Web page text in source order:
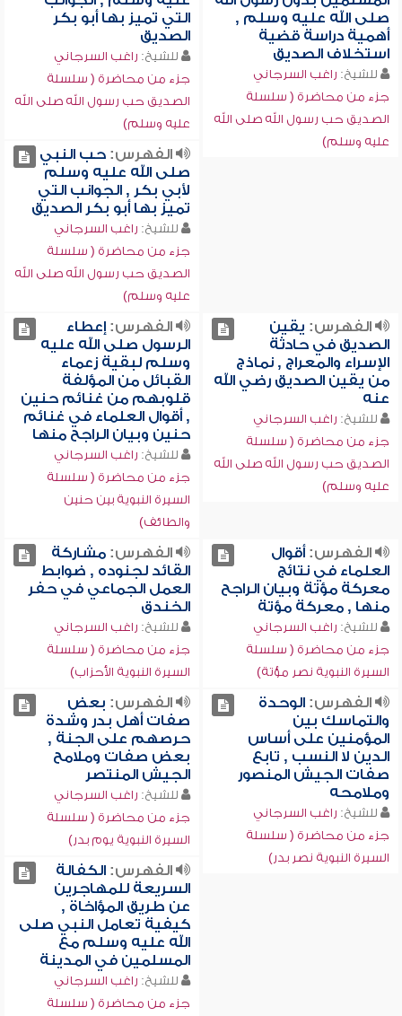
صلى الله عليه وسلم ,
أهمية دراسة قضية
استخلاف الصديق
للشيخ: راغب السرجاني
جزء من محاضرة ( سلسلة
الصديق حب رسول الله صلى الله
عليه وسلم)
التي تميز بها أبو بكر
الصديق
للشيخ: راغب السرجاني
جزء من محاضرة ( سلسلة
الصديق حب رسول الله صلى الله
عليه وسلم)
الفهرس:حب النبي
صلى الله عليه وسلم
لأبي بكر , الجوانب التي
تميز بها أبو بكر الصديق
للشيخ: راغب السرجاني
جزء من محاضرة ( سلسلة
الصديق حب رسول الله صلى الله
عليه وسلم)
الفهرس: يقين
الصديق في حادثة
الإسراء والمعراج , نماذج
من يقين الصديق رضي الله
عنه
للشيخ: راغب السرجاني
جزء من محاضرة ( سلسلة
الصديق حب رسول الله صلى الله
عليه وسلم)
الفهرس:إعطاء
الرسول صلى الله عليه
وسلم لبقية زعماء
القبائل من المؤلفة
قلوبهم من غنائم حنين
, أقوال العلماء في غنائم
حنين وبيان الراجح منها
للشيخ: راغب السرجاني
جزء من محاضرة ( سلسلة
السيرة النبوية بين حنين
والطائف)
الفهرس:أقوال
العلماء في نتائج
معركة مؤتة وبيان الراجح
منها , معركة مؤتة
للشيخ: راغب السرجاني
جزء من محاضرة ( سلسلة
السيرة النبوية نصر مؤتة)
الفهرس:مشاركة
القائد لجنوده , ضوابط
العمل الجماعي في حفر
الخندق
للشيخ: راغب السرجاني
جزء من محاضرة ( سلسلة
السيرة النبوية الأحزاب)
الفهرس:الوحدة
والتماسك بين
المؤمنين على أساس
الدين لا النسب , تابع
صفات الجيش المنصور
وملامحه
للشيخ: راغب السرجاني
جزء من محاضرة ( سلسلة
السيرة النبوية نصر بدر)
الفهرس: بعض
صفات أهل بدر وشدة
حرصهم على الجنة ,
بعض صفات وملامح
الجيش المنتصر
للشيخ: راغب السرجاني
جزء من محاضرة ( سلسلة
السيرة النبوية يوم بدر)
الفهرس:الكفالة
السريعة للمهاجرين
عن طريق المؤاخاة ,
كيفية تعامل النبي صلى
الله عليه وسلم مع
المسلمين في المدينة
للشيخ: راغب السرجاني
جزء من محاضرة ( سلسلة